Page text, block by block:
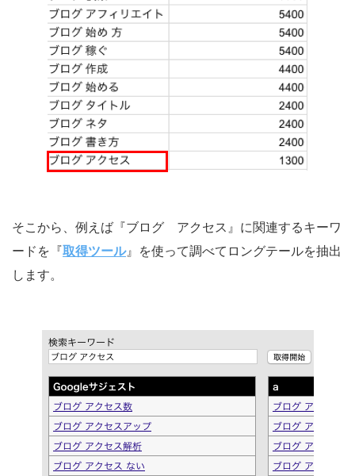
そこから、例えば『ブログ アクセス』に関連するキーワ
ードを『取得ツール』を使って調べてロングテールを抽出
します。